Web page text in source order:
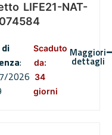
LIFE21-NAT-
:
2026
Scaduto
da:
34
giorni
Maggiori
dettagli